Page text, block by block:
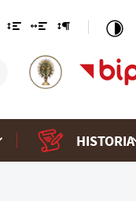
HISTORIA